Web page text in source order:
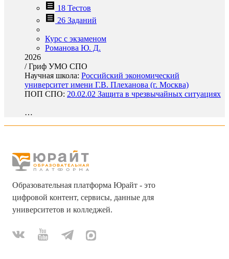
18 Тестов
26 Заданий
Курс с экзаменом
Романова Ю. Д.
2026
/Гриф УМО СПО
Научная школа: Российский экономический
университет имени Г.В. Плеханова (г. Москва)
ПОП СПО: 20.02.02 Защита в чрезвычайных ситуациях
…
Образовательная платформа Юрайт - это
цифровой контент, сервисы, данные для
университетов и колледжей.